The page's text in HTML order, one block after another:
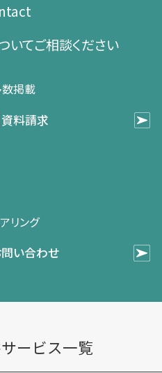
いて​ご相談ください​
掲載
資料請求
リング
い合わせ
ービス一覧